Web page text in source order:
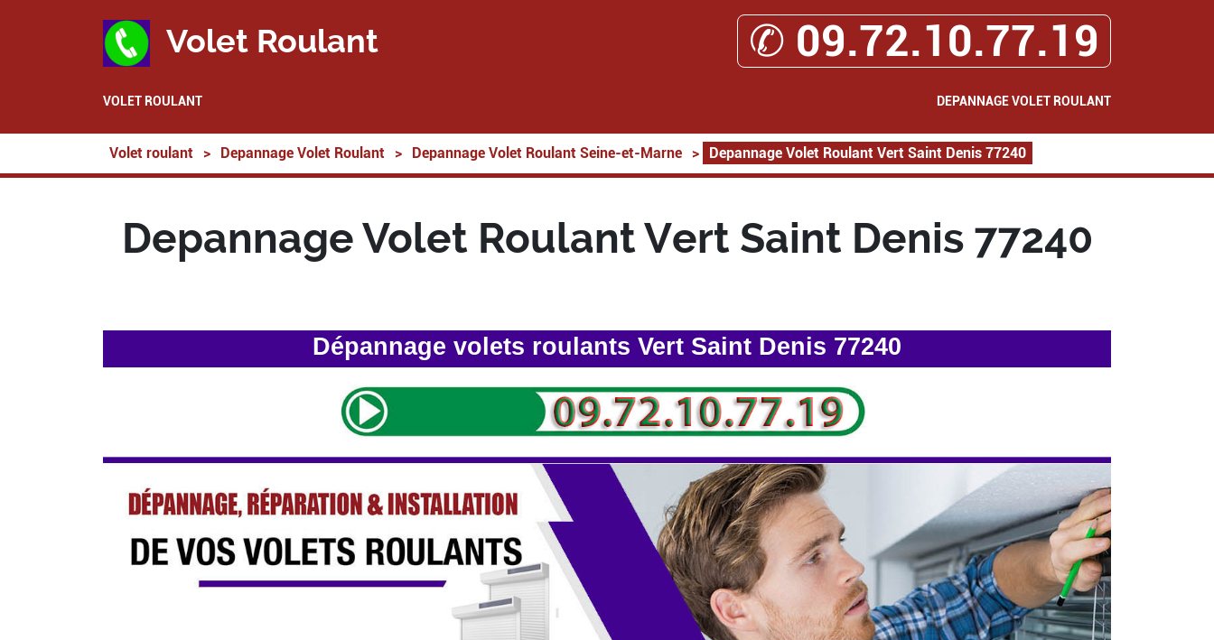
Volet Roulant ✆ 09.72.10.77.19
VOLET ROULANT DEPANNAGE VOLET ROULANT
Volet roulant > Depannage Volet Roulant > Depannage Volet Roulant Seine-et-Marne > Depannage Volet Roulant Vert Saint Denis 77240
Depannage Volet Roulant Vert Saint Denis 77240
Dépannage volets roulants Vert Saint Denis 77240